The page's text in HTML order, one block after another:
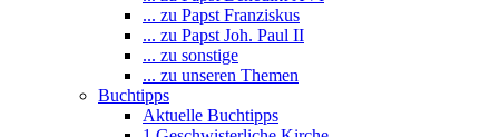
... zu Papst Franziskus
... zu Papst Joh. Paul II
... zu sonstige
... zu unseren Themen
Buchtipps
Aktuelle Buchtipps